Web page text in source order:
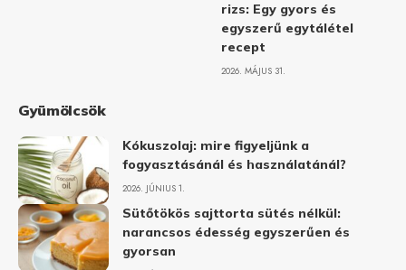
rizs: Egy gyors és
egyszerű egytálétel
recept
2026. MÁJUS 31.
Gyümölcsök
Kókuszolaj: mire figyeljünk a
fogyasztásánál és használatánál?
2026. JÚNIUS 1.
Sütőtökös sajttorta sütés nélkül:
narancsos édesség egyszerűen és
gyorsan